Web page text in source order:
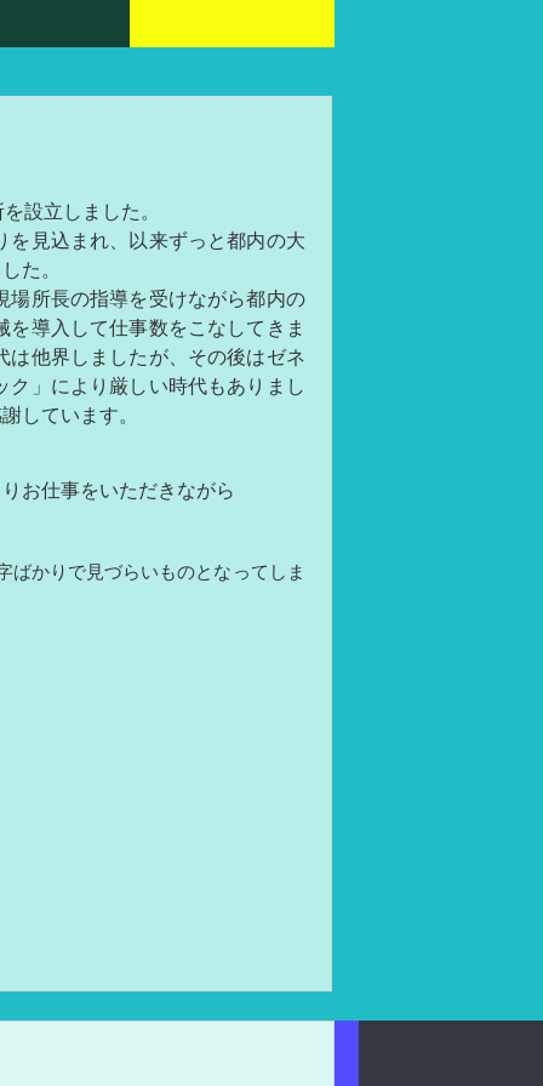
設立しました。
を見込まれ、以来ずっと都内の大
た。
場所長の指導を受けながら都内の
導入して仕事数をこなしてきま
は他界しましたが、その後はゼネ
ク」により厳しい時代もありまし
しています。
お仕事をいただきながら
ばかりで見づらいものとなってしま